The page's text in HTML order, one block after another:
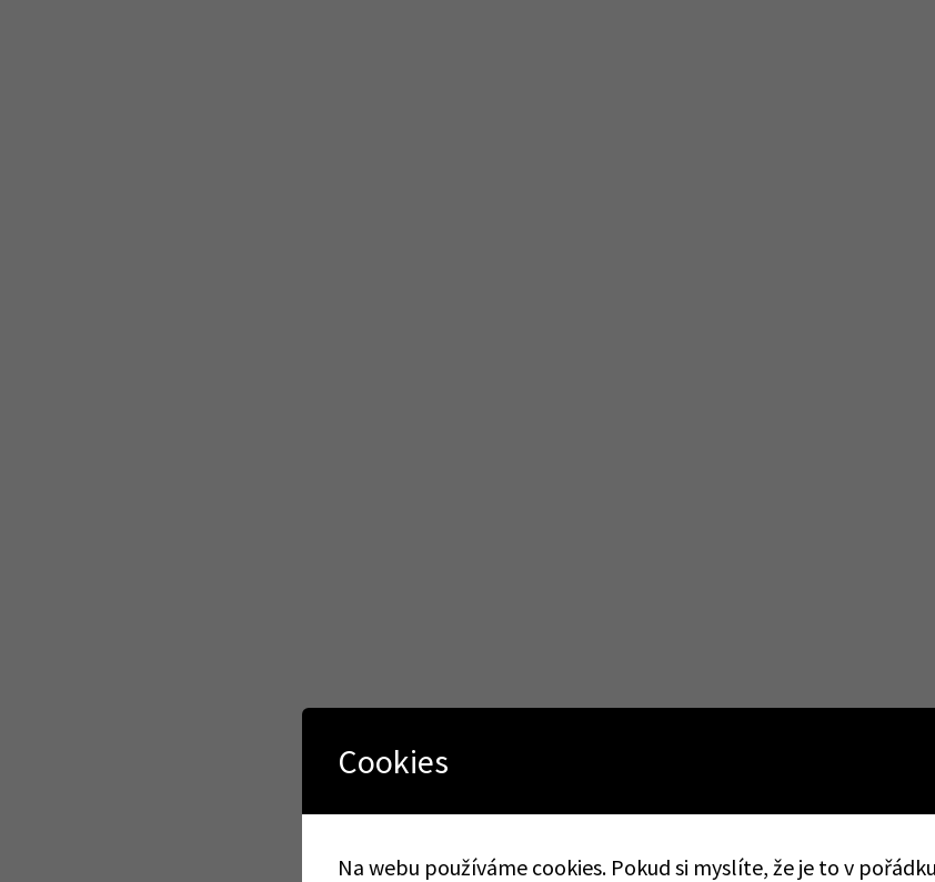
Cookies
Na webu používáme cookies. Pokud si myslíte, že je to v